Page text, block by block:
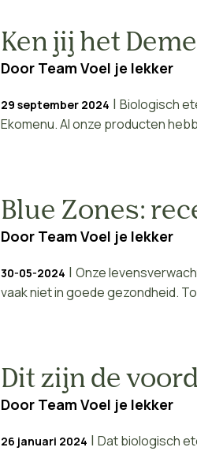
Ken jij het
Door Team Voel je lekker
29 september 2024 | Biologisch
Ekomenu. Al onze producten
Blue Zones:
Door Team Voel je lekker
30-05-2024 | Onze
vaak niet in goede gezondheid.
Dit zijn de
Door Team Voel je lekker
26 januari 2024 | Dat biologisch